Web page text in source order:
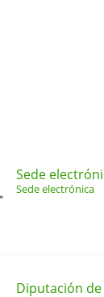
Sede
Sede electrónica
Diputación de